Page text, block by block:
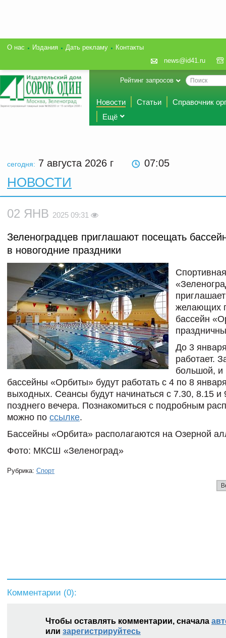
О нас Издания Дать рекламу
Контакты
news@id41.ru
Рейтинг запросов
Новости Статьи
Справочник
Ещё
сегодня: 7 августа 2026 г 07:05
НОВОСТИ
02 ЯНВ 2025 09:31
Зеленоградцев приглашают посещать
в новогодние праздники
Спортивная
желающих
бассейн
До 3
работает.
большой,
бассейны «Орбиты» будут работать с 4 по 8
выходных. Сеансы будут начинаться с 7.30, 8.15 и
позднего вечера. Познакомиться с подробным
можно по ссылке.
Бассейны «Орбита» располагаются на Озерной
Фото: МКСШ «Зеленоград»
Рубрика: Спорт
Комментарии (0):
Чтобы оставлять комментарии, сначала
или зарегистрируйтесь